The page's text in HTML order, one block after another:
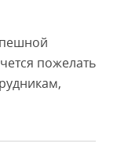
пожелать